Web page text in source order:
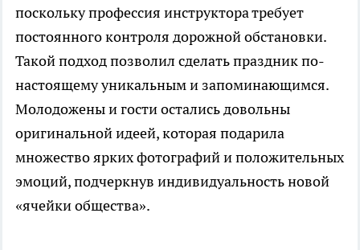
поскольку профессия инструктора требует
постоянного контроля дорожной обстановки.
Такой подход позволил сделать праздник по-
настоящему уникальным и запоминающимся.
Молодожены и гости остались довольны
оригинальной идеей, которая подарила
множество ярких фотографий и положительных
эмоций, подчеркнув индивидуальность новой
«ячейки общества».